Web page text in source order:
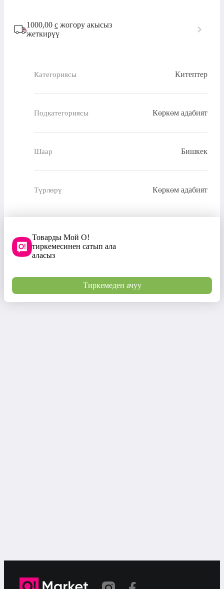
1000,00 с жогору акысыз
жеткирүү
Категориясы Китептер
Подкатегориясы Көркөм адабият
Шаар Бишкек
Түрлөрү Көркөм адабият
Товарды Мой О!
тиркемесинен сатып ала
аласыз
Тиркемеден ачуу